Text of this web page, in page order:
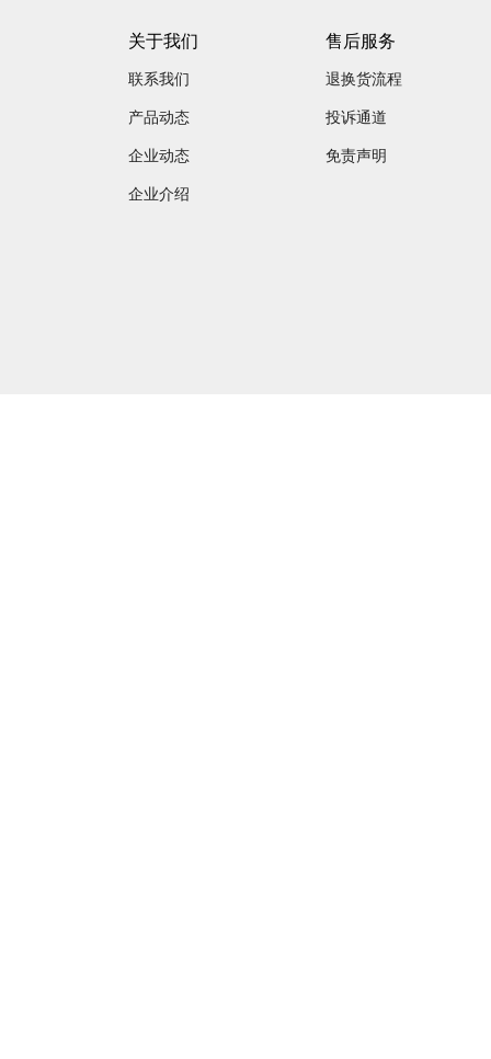
关于我们
联系我们
产品动态
企业动态
企业介绍
售后服务
退换货流程
投诉通道
免责声明